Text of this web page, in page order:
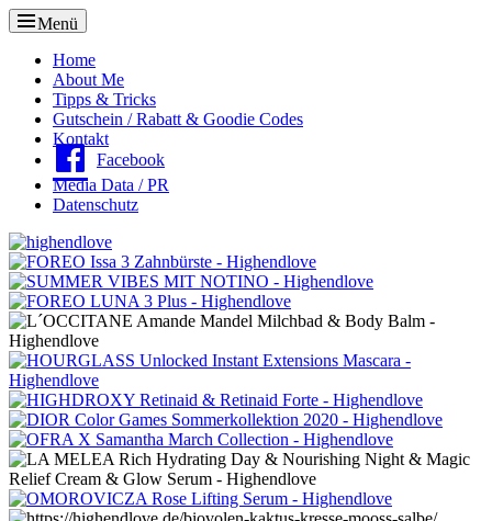
Menü
Oberes
Menü
Home
About Me
Tipps & Tricks
Gutschein / Rabatt & Goodie Codes
Kontakt
Facebook
Media Data / PR
Datenschutz